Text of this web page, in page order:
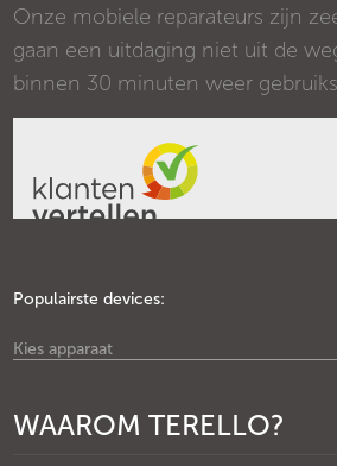
Onze mobiele reparateurs zijn
gaan een uitdaging niet uit de
binnen 30 minuten weer
Populairste devices:
Kies apparaat
WAAROM TERELLO?